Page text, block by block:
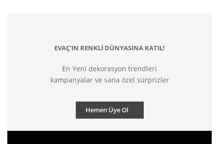
EVAÇ'IN RENKLİ DÜNYASINA KATIL!
En Yeni dekorasyon trendleri
kampanyalar ve sana özel sürprizler
Hemen Üye Ol